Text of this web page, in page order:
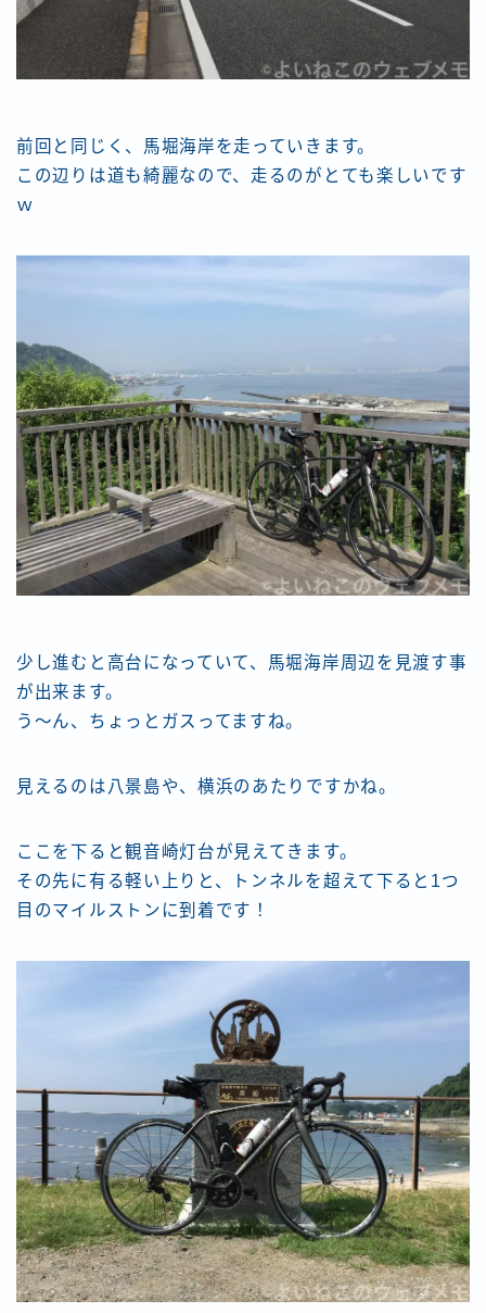
前回と同じく、馬堀海岸を走っていきます。
この辺りは道も綺麗なので、走るのがとても楽しいです
ｗ
少し進むと高台になっていて、馬堀海岸周辺を見渡す事
が出来ます。
う〜ん、ちょっとガスってますね。
見えるのは八景島や、横浜のあたりですかね。
ここを下ると観音崎灯台が見えてきます。
その先に有る軽い上りと、トンネルを超えて下ると1つ
目のマイルストンに到着です！